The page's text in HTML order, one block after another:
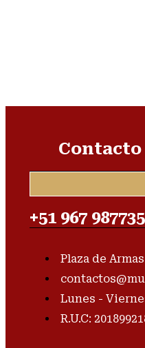
+51 967 987735
Plaza de
Lunes -
R.U.C: